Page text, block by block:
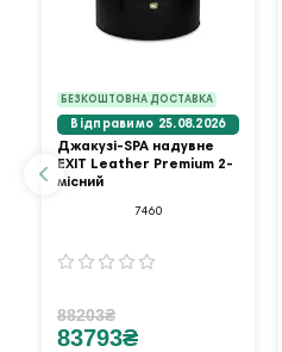
БЕЗКОШТОВНА ДОСТАВКА
Відправимо 25.08.2026
Джакузі-SPA надувне
EXIT Leather Premium 2-
місний
7460
88203₴
83793₴